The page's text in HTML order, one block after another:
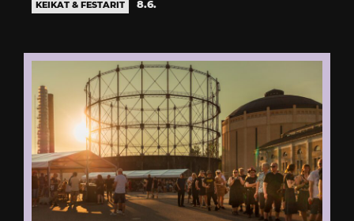
KEIKAT & FESTARIT 8.6.